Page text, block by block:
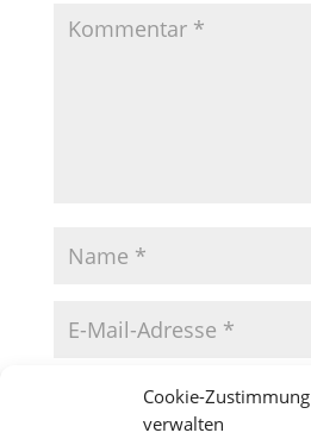
Cookie-Zustimmung
verwalten